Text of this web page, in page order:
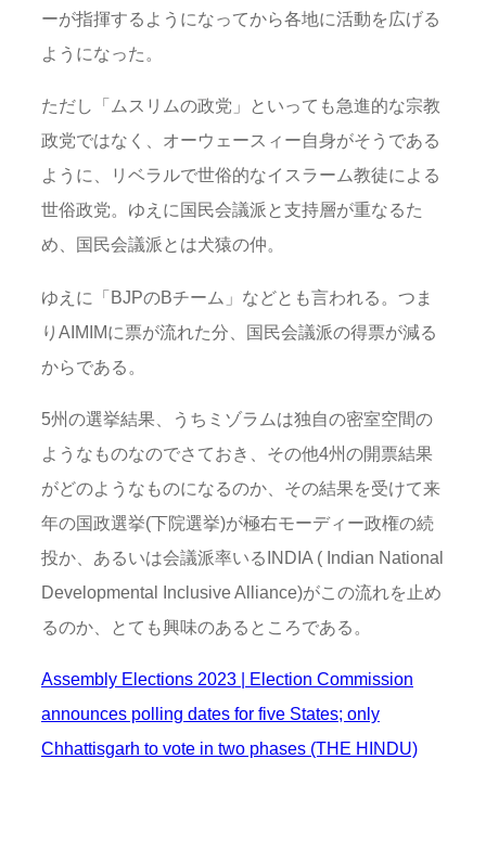
ーが指揮するようになってから各地に活動を広げる
ようになった。
ただし「ムスリムの政党」といっても急進的な宗教
政党ではなく、オーウェースィー自身がそうである
ように、リベラルで世俗的なイスラーム教徒による
世俗政党。ゆえに国民会議派と支持層が重なるた
め、国民会議派とは犬猿の仲。
ゆえに「BJPのBチーム」などとも言われる。つま
りAIMIMに票が流れた分、国民会議派の得票が減る
からである。
5州の選挙結果、うちミゾラムは独自の密室空間の
ようなものなのでさておき、その他4州の開票結果
がどのようなものになるのか、その結果を受けて来
年の国政選挙(下院選挙)が極右モーディー政権の続
投か、あるいは会議派率いるINDIA ( Indian National
Developmental Inclusive Alliance)がこの流れを止め
るのか、とても興味のあるところである。
Assembly Elections 2023 | Election Commission
announces polling dates for five States; only
Chhattisgarh to vote in two phases (THE HINDU)